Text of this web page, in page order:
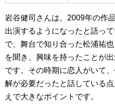
岩谷健司さんは、2009年の作
出演するようになったと語っ
で、舞台で知り合った松浦祐
を聞き、興味を持ったことが
です。その時期に恋人がいて
解が必要だったと話している
えで大きなポイントです。